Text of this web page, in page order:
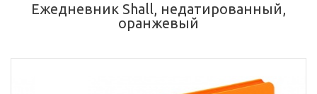
Ежедневник Shall, недатированный,
оранжевый